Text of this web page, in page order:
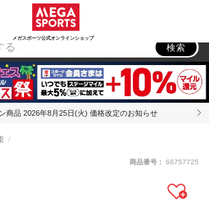
メガスポーツ公式オンラインショップ
アウトドア
検索
商品 2026年8月25日(火) 価格改定のお知らせ
商品番号： 66757725